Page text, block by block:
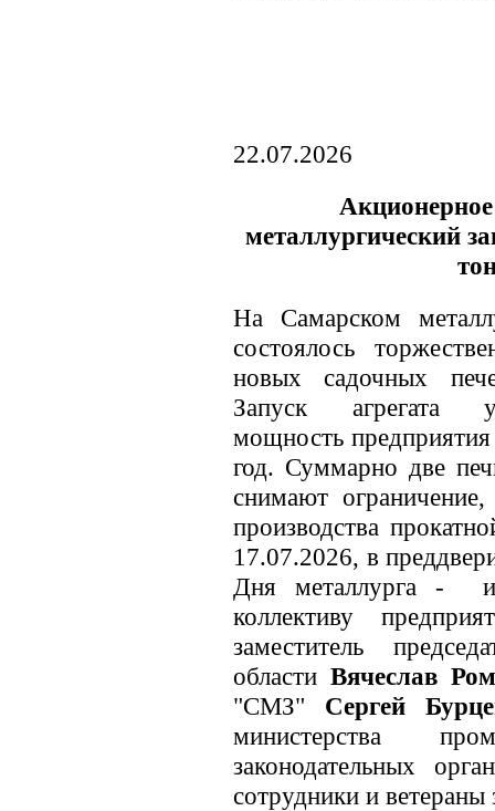
22.07.2026
металлургический
На Самарском
состоялось
новых садочных
Запуск агрегата
мощность
год. Суммарно две
снимают
производства
17.07.2026, в
Дня металлурга - и
коллективу
заместитель
области Вячеслав
"СМЗ" Сергей
министерства
законодательных
сотрудники и ветераны